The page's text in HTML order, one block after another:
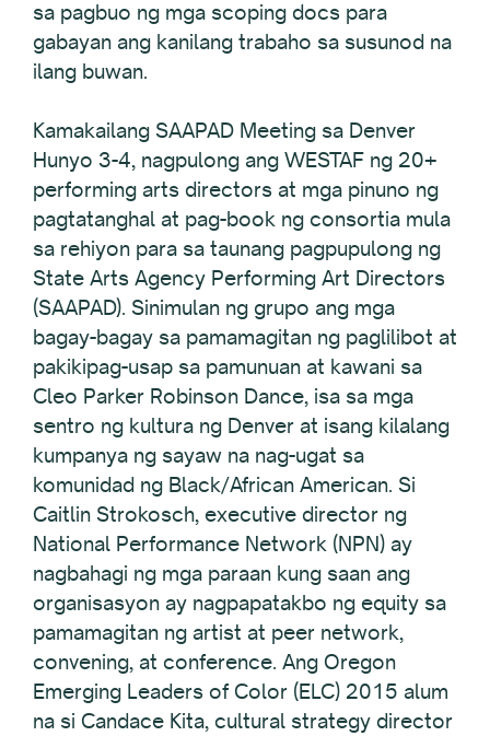
sa pagbuo ng mga scoping docs para
gabayan ang kanilang trabaho sa susunod na
ilang buwan.
Kamakailang SAAPAD Meeting sa Denver
Hunyo 3-4, nagpulong ang WESTAF ng 20+
performing arts directors at mga pinuno ng
pagtatanghal at pag-book ng consortia mula
sa rehiyon para sa taunang pagpupulong ng
State Arts Agency Performing Art Directors
(SAAPAD). Sinimulan ng grupo ang mga
bagay-bagay sa pamamagitan ng paglilibot at
pakikipag-usap sa pamunuan at kawani sa
Cleo Parker Robinson Dance, isa sa mga
sentro ng kultura ng Denver at isang kilalang
kumpanya ng sayaw na nag-ugat sa
komunidad ng Black/African American. Si
Caitlin Strokosch, executive director ng
National Performance Network (NPN) ay
nagbahagi ng mga paraan kung saan ang
organisasyon ay nagpapatakbo ng equity sa
pamamagitan ng artist at peer network,
convening, at conference. Ang Oregon
Emerging Leaders of Color (ELC) 2015 alum
na si Candace Kita, cultural strategy director